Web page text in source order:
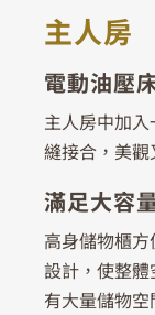
主人房
電動油壓
主人房中加
縫接合，美觀
滿足大容
高身儲物櫃
設計，使整
有大量儲物